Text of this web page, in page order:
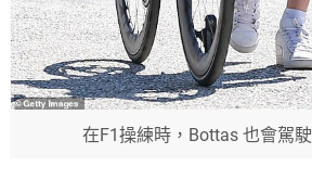
在F1操練時，Bottas 也會駕